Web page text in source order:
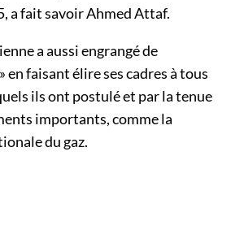
a fait savoir Ahmed Attaf.
a aussi engrangé de
en faisant élire ses cadres à tous
ils ont postulé et par la tenue
importants, comme la
du gaz.